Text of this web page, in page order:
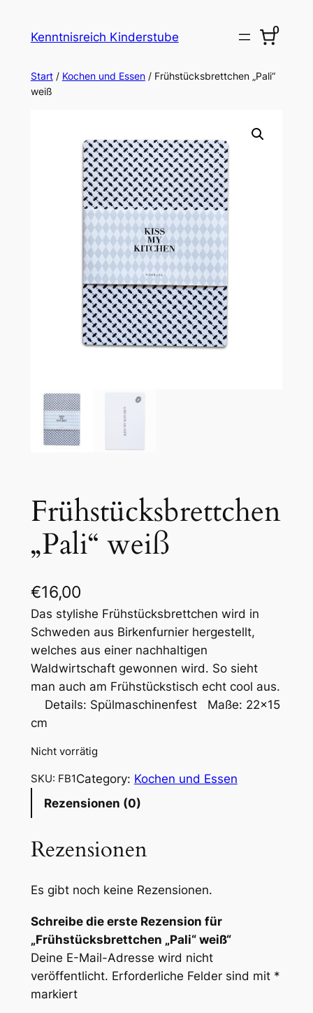
InhaltKenntnisreich Kinderstube
0
Start/ Kochen und Essen/ Frühstücksbrettchen „Pali“
weiß
Frühstücksbrettchen
„Pali“ weiß
€16,00
Das stylishe Frühstücksbrettchen wird in
Schweden aus Birkenfurnier hergestellt,
welches aus einer nachhaltigen
Waldwirtschaft gewonnen wird. So sieht
man auch am Frühstückstisch echt cool aus.
Details: Spülmaschinenfest Maße: 22×15
cm
Nicht vorrätig
SKU: FB1 Category: Kochen und Essen
Rezensionen (0)
Rezensionen
Es gibt noch keine Rezensionen.
Schreibe die erste Rezension für
„Frühstücksbrettchen „Pali“ weiß“
Deine E-Mail-Adresse wird nicht
veröffentlicht. Erforderliche Felder sind mit *
markiert